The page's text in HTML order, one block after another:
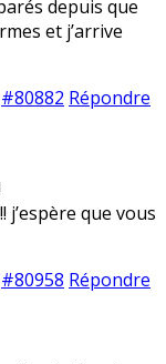
depuis que
et j’arrive
#80882 Répondre
que vous
#80958 Répondre